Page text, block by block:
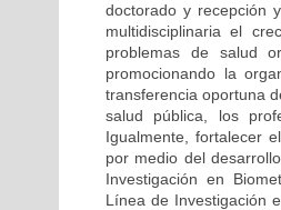
doctorado y recepción
multidisciplinaria el
problemas de salud
promocionando la
transferencia oportuna
salud pública, los
Igualmente, fortalecer
por medio del
Investigación en
Línea de Investigación